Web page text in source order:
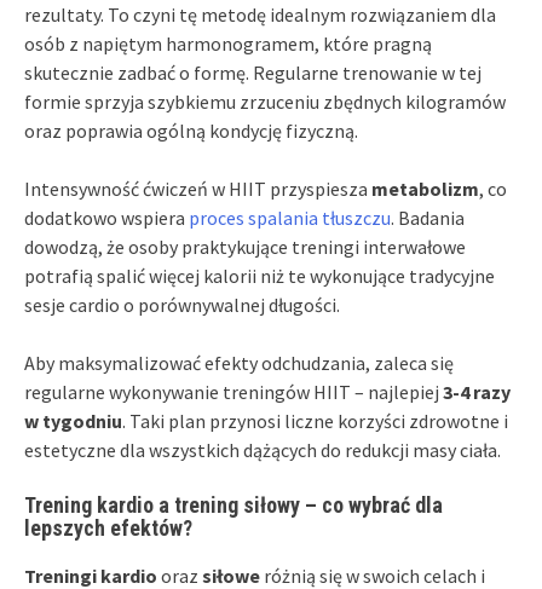
rezultaty. To czyni tę metodę idealnym rozwiązaniem dla
osób z napiętym harmonogramem, które pragną
skutecznie zadbać o formę. Regularne trenowanie w tej
formie sprzyja szybkiemu zrzuceniu zbędnych kilogramów
oraz poprawia ogólną kondycję fizyczną.
Intensywność ćwiczeń w HIIT przyspiesza metabolizm, co
dodatkowo wspiera proces spalania tłuszczu. Badania
dowodzą, że osoby praktykujące treningi interwałowe
potrafią spalić więcej kalorii niż te wykonujące tradycyjne
sesje cardio o porównywalnej długości.
Aby maksymalizować efekty odchudzania, zaleca się
regularne wykonywanie treningów HIIT – najlepiej 3-4 razy
w tygodniu. Taki plan przynosi liczne korzyści zdrowotne i
estetyczne dla wszystkich dążących do redukcji masy ciała.
Trening kardio a trening siłowy – co wybrać dla
lepszych efektów?
Treningi kardio oraz siłowe różnią się w swoich celach i